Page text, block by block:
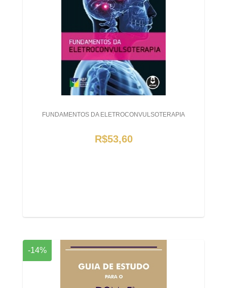
FUNDAMENTOS DA ELETROCONVULSOTERAPIA
R$53,60
-14%